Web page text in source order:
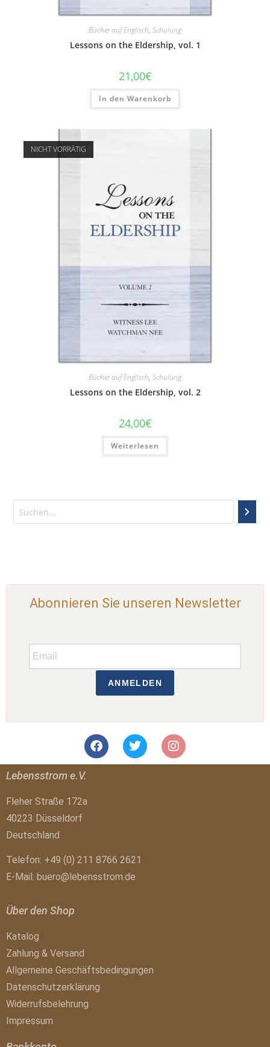
Bücher auf Englisch, Schulung
Lessons on the Eldership, vol. 1
21,00€
In den Warenkorb
NICHT VORRÄTIG
Bücher auf Englisch, Schulung
Lessons on the Eldership, vol. 2
24,00€
Weiterlesen
Abonnieren Sie unseren Newsletter
ANMELDEN
Lebensstrom e.V.
Fleher Straße 172a
40223 Düsseldorf
Deutschland
Telefon: +49 (0) 211 8766 2621
E-Mail: buero@lebensstrom.de
Über den Shop
Katalog
Zahlung & Versand
Allgemeine Geschäftsbedingungen
Datenschutzerklärung
Widerrufsbelehrung
Impressum